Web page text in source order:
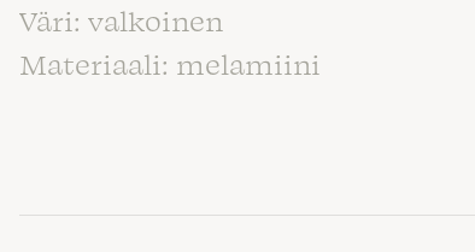
Väri: valkoinen
Materiaali: melamiini